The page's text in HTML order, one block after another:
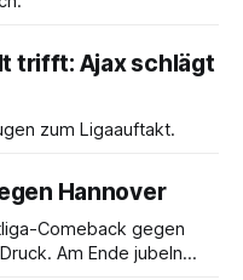
trifft: Ajax schlägt
zum Ligaauftakt.
Hannover
Comeback gegen
Am Ende jubeln